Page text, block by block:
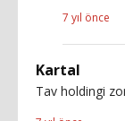
7 yıl önce
Kartal
Tav holdingi